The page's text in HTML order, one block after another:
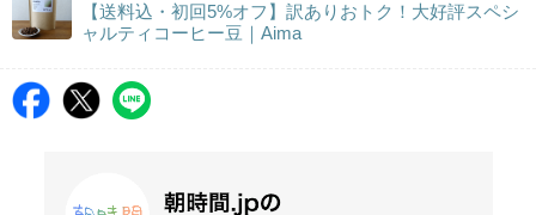
【送料込・初回5%オフ】訳ありおトク！大好評スペシ
ャルティコーヒー豆｜Aima